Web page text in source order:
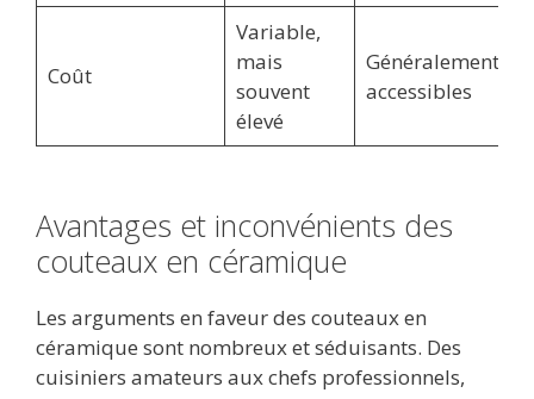
Coût
Variable,
mais
souvent
élevé
Généralement
accessibles
Avantages et inconvénients des
couteaux en céramique
Les arguments en faveur des couteaux en
céramique sont nombreux et séduisants. Des
cuisiniers amateurs aux chefs professionnels,